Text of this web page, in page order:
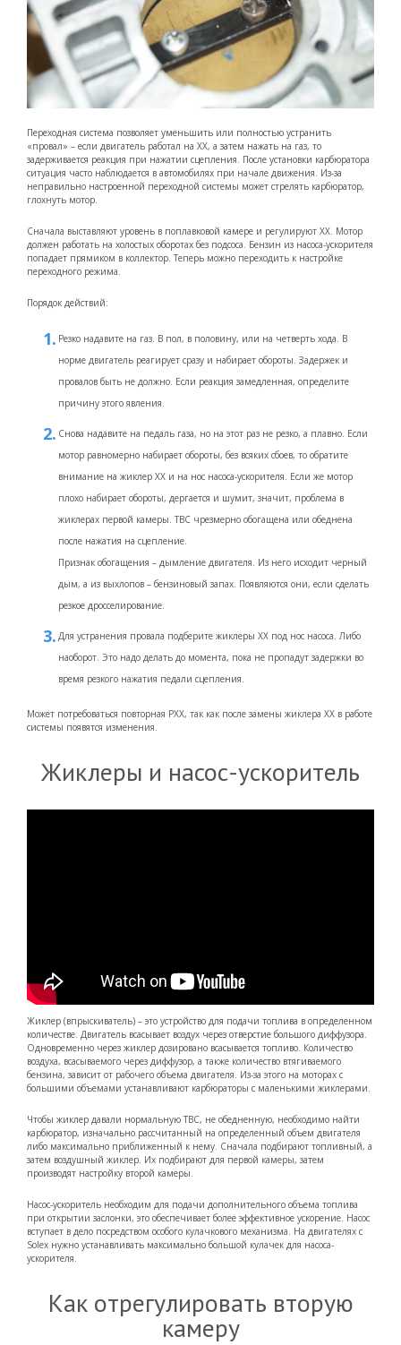
Переходная система позволяет уменьшить или полностью устранить
«провал» – если двигатель работал на ХХ, а затем нажать на газ, то
задерживается реакция при нажатии сцепления. После установки карбюратора
ситуация часто наблюдается в автомобилях при начале движения. Из-за
неправильно настроенной переходной системы может стрелять карбюратор,
глохнуть мотор.
Сначала выставляют уровень в поплавковой камере и регулируют ХХ. Мотор
должен работать на холостых оборотах без подсоса. Бензин из насоса-ускорителя
попадает прямиком в коллектор. Теперь можно переходить к настройке
переходного режима.
Порядок действий:
Резко надавите на газ. В пол, в половину, или на четверть хода. В
норме двигатель реагирует сразу и набирает обороты. Задержек и
провалов быть не должно. Если реакция замедленная, определите
причину этого явления.
Снова надавите на педаль газа, но на этот раз не резко, а плавно. Если
мотор равномерно набирает обороты, без всяких сбоев, то обратите
внимание на жиклер ХХ и на нос насоса-ускорителя. Если же мотор
плохо набирает обороты, дергается и шумит, значит, проблема в
жиклерах первой камеры. ТВС чрезмерно обогащена или обеднена
после нажатия на сцепление.
Признак обогащения – дымление двигателя. Из него исходит черный
дым, а из выхлопов – бензиновый запах. Появляются они, если сделать
резкое дросселирование.
Для устранения провала подберите жиклеры ХХ под нос насоса. Либо
наоборот. Это надо делать до момента, пока не пропадут задержки во
время резкого нажатия педали сцепления.
Может потребоваться повторная РХХ, так как после замены жиклера ХХ в работе
системы появятся изменения.
Жиклеры и насос-ускоритель
Жиклер (впрыскиватель) – это устройство для подачи топлива в определенном
количестве. Двигатель всасывает воздух через отверстие большого диффузора.
Одновременно через жиклер дозировано всасывается топливо. Количество
воздуха, всасываемого через диффузор, а также количество втягиваемого
бензина, зависит от рабочего объема двигателя. Из-за этого на моторах с
большими объемами устанавливают карбюраторы с маленькими жиклерами.
Чтобы жиклер давали нормальную ТВС, не обедненную, необходимо найти
карбюратор, изначально рассчитанный на определенный объем двигателя
либо максимально приближенный к нему. Сначала подбирают топливный, а
затем воздушный жиклер. Их подбирают для первой камеры, затем
производят настройку второй камеры.
Насос-ускоритель необходим для подачи дополнительного объема топлива
при открытии заслонки, это обеспечивает более эффективное ускорение. Насос
вступает в дело посредством особого кулачкового механизма. На двигателях с
Solex нужно устанавливать максимально большой кулачек для насоса-
ускорителя.
Как отрегулировать вторую
камеру